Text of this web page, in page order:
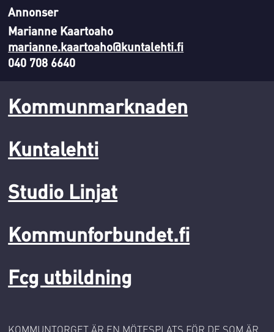
Annonser
Marianne Kaartoaho
marianne.kaartoaho@kuntalehti.fi
040 708 6640
Kommunmarknaden
Kuntalehti
Studio Linjat
Kommunforbundet.fi
Fcg utbildning
KOMMUNTORGET ÄR EN MÖTESPLATS FÖR DE SOM ÄR